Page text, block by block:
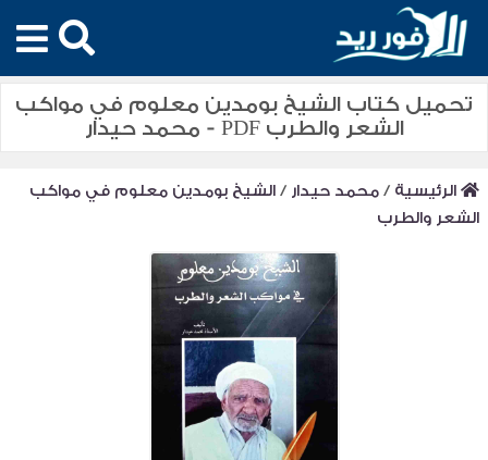
تحميل كتاب الشيخ بومدين معلوم في مواكب
الشعر والطرب PDF - محمد حيدار
الرئيسية /محمد حيدار /الشيخ بومدين معلوم في مواكب
الشعر والطرب